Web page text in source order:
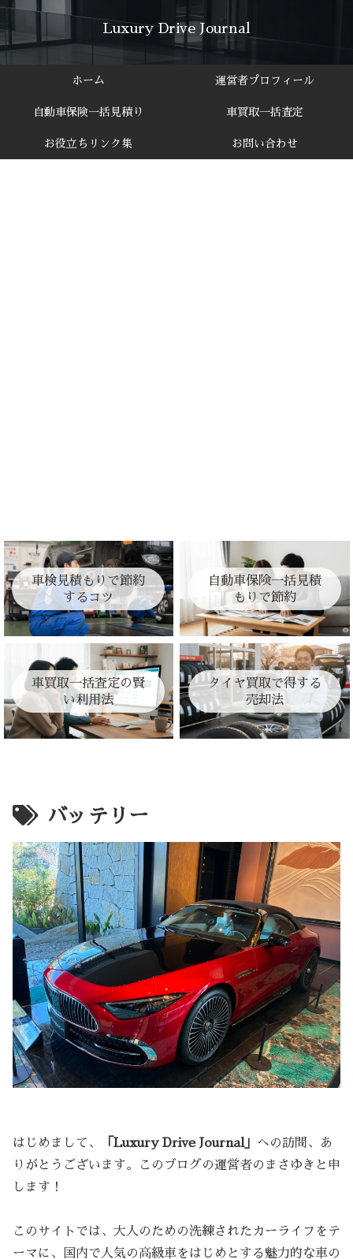
Luxury Drive Journal
ホーム 運営者プロフィール
自動車保険一括見積り 車買取一括査定
お役立ちリンク集 お問い合わせ
車検見積もりで節約
するコツ
自動車保険一括見積
もりで節約
車買取一括査定の賢
い利用法
タイヤ買取で得する
売却法
バッテリー
はじめまして、 「Luxury Drive Journal」 への訪問、あ
りがとうございます。このブログの運営者のまさゆきと申
します！
このサイトでは、大人のための洗練されたカーライフをテ
ーマに、国内で人気の高級車をはじめとする魅力的な車の